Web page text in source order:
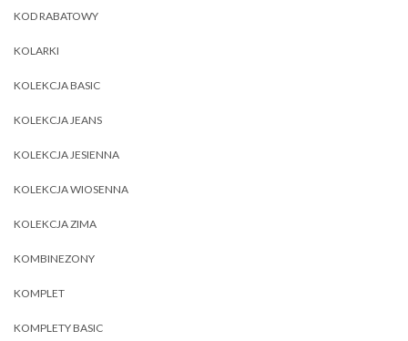
KOD RABATOWY
KOLARKI
KOLEKCJA BASIC
KOLEKCJA JEANS
KOLEKCJA JESIENNA
KOLEKCJA WIOSENNA
KOLEKCJA ZIMA
KOMBINEZONY
KOMPLET
KOMPLETY BASIC